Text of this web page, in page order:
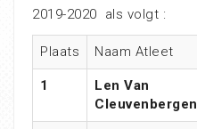
2019-2020 als volgt :
Plaats Naam Atleet
1
Len Van
Cleuvenbergen